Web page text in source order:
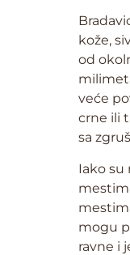
kože,
od
veće
crne ili
sa
Iako su
mogu
ravne i